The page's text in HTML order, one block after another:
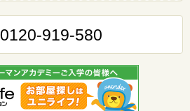
0120-919-580